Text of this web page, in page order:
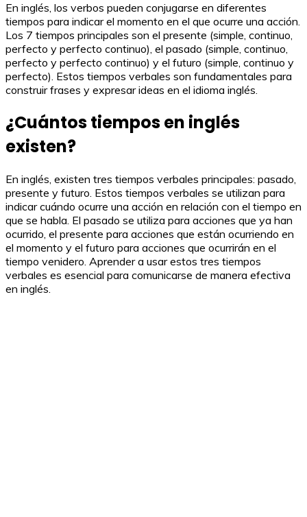
En inglés, los verbos pueden conjugarse en diferentes
tiempos para indicar el momento en el que ocurre una acción.
Los 7 tiempos principales son el presente (simple, continuo,
perfecto y perfecto continuo), el pasado (simple, continuo,
perfecto y perfecto continuo) y el futuro (simple, continuo y
perfecto). Estos tiempos verbales son fundamentales para
construir frases y expresar ideas en el idioma inglés.
¿Cuántos tiempos en inglés
existen?
En inglés, existen tres tiempos verbales principales: pasado,
presente y futuro. Estos tiempos verbales se utilizan para
indicar cuándo ocurre una acción en relación con el tiempo en
que se habla. El pasado se utiliza para acciones que ya han
ocurrido, el presente para acciones que están ocurriendo en
el momento y el futuro para acciones que ocurrirán en el
tiempo venidero. Aprender a usar estos tres tiempos
verbales es esencial para comunicarse de manera efectiva
en inglés.